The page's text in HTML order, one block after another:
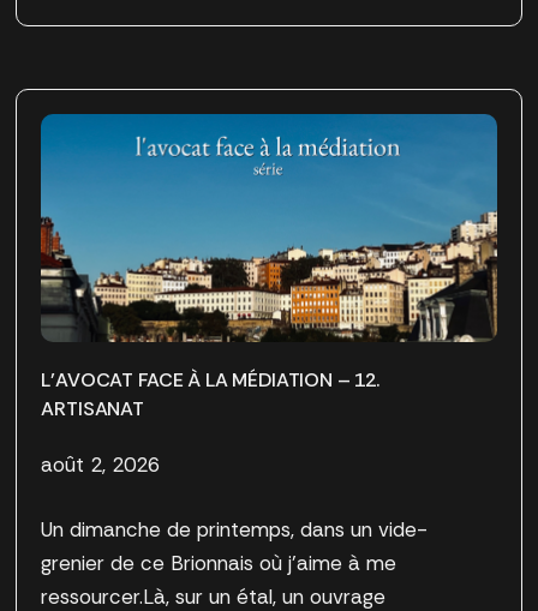
L’AVOCAT FACE À LA MÉDIATION – 12.
ARTISANAT
août 2, 2026
Un dimanche de printemps, dans un vide-
grenier de ce Brionnais où j’aime à me
ressourcer.Là, sur un étal, un ouvrage